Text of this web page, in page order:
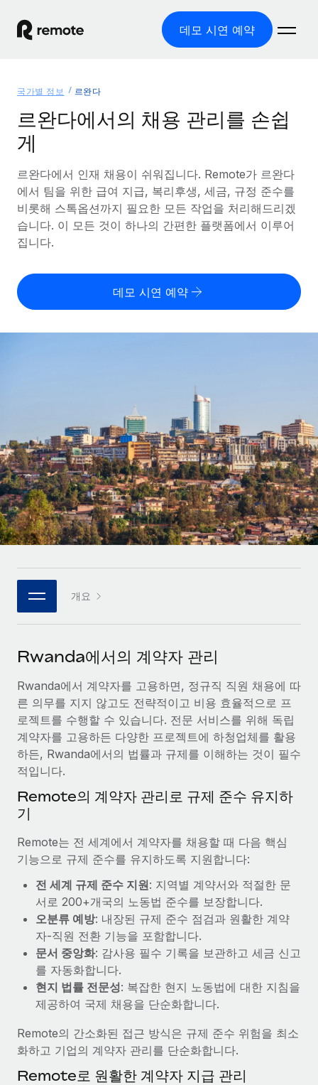
데모 시연 예약
글로벌 급여
규정을 준수하며 급여 지급을 손쉽게 처리
기록상 고용주(EOR)
법인 설립 비용 없이 전 세계로 사업을 확장
Remote 통합
HR을 워크플로에 매끄럽게 통합
플랫폼
팀을 위한 통합된 핵심 HR 기능
연결 새로운
통합
핵심 비즈니스 도구로 프로세스를 간소화
글로벌 인사 및 규정 준수 업무 처리에 전문가 지원 제공
신원 조사
채용 후보자 심사 프로세스 간소화
Compliance Watchtower
법인 설립
법인 설립을 빠르고 준법적으로 지원
글로벌 인재 이동 및 전근
직원 해외 이전을 간편하게 처리
복리후생
손쉬운 직원 복리후생 관리
솔루션
글로벌 서비스 제공
국가별 정보
국가별 글로벌 채용 지원 알아보기
미국 주별 정보
Remote와 다른 솔루션 비교
다른 업체들과 비교해보기
성장하는 기업을 위한 민첩한 글로벌 HR 및 급여 솔루션
중견기업
맞춤형 HR 솔루션으로 팀 확장
엔터프라이즈
대기업을 위한 글로벌 HR
REMOTE 파트너 되기
플랫폼에 글로벌 HR을 유연하게 통합
Remote와의 파트너십 기회 탐색
Remote Build
곧 제공 예정
사례 연구
리소스
도구 및 계산기
국가별 총 인건비 계산
사례 연구
HR 용어집
체크리스트 및 템플릿
직무 설명 라이브러리
이벤트
급여 및 인재 인사이트
지원받기
모든 리소스 보기
글로벌 급여
계약자 관리
세금
블로그 둘러보기
블로그
Remote 제품 관련 소식: Gusto 및 Xero와의 통합과
Remote의 사명은 모든 규모의 기업이 전 세계 어디서든 업무에 가
장 적합 사람을 찾아 채용 및 관리하고 급여를 지급하도록 돕는 것
입니다. 이를 위해 최근 몇 주 동안 새로운...
요금
한국어
English
Español
Italiano
Português (Portugal)
한국어
국가별 정보 르완다
르완다에서의 채용 관리를 손쉽
게
르완다에서 인재 채용이 쉬워집니다. Remote가 르완다
에서 팀을 위한 급여 지급, 복리후생, 세금, 규정 준수를
비롯해 스톡옵션까지 필요한 모든 작업을 처리해드리겠
습니다. 이 모든 것이 하나의 간편한 플랫폼에서 이루어
집니다.
데모 시연 예약
개요
Rwanda에서의 계약자 관리
Rwanda에서 계약자를 고용하면, 정규직 직원 채용에 따
른 의무를 지지 않고도 전략적이고 비용 효율적으로 프
로젝트를 수행할 수 있습니다. 전문 서비스를 위해 독립
계약자를 고용하든 다양한 프로젝트에 하청업체를 활용
하든, Rwanda에서의 법률과 규제를 이해하는 것이 필수
적입니다.
Remote의 계약자 관리로 규제 준수 유지하
기
Remote는 전 세계에서 계약자를 채용할 때 다음 핵심
기능으로 규제 준수를 유지하도록 지원합니다:
전 세계 규제 준수 지원: 지역별 계약서와 적절한 문
서로 200+개국의 노동법 준수를 보장합니다.
오분류 예방: 내장된 규제 준수 점검과 원활한 계약
자-직원 전환 기능을 포함합니다.
문서 중앙화: 감사용 필수 기록을 보관하고 세금 신고
를 자동화합니다.
현지 법률 전문성: 복잡한 현지 노동법에 대한 지침을
제공하여 국제 채용을 단순화합니다.
Remote의 간소화된 접근 방식은 규제 준수 위험을 최소
화하고 기업의 계약자 관리를 단순화합니다.
Remote로 원활한 계약자 지급 관리